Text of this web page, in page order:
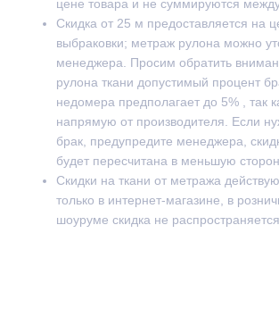
цене товара и не суммируются
Скидка от 25 м предоставляется на
выбраковки; метраж рулона можно
менеджера. Просим обратить
рулона ткани допустимый процент
недомера предполагает до 5% , так
напрямую от производителя. Если
брак, предупредите менеджера,
будет пересчитана в меньшую
Скидки на ткани от метража
только в интернет-магазине, в
шоуруме скидка не распространяется.